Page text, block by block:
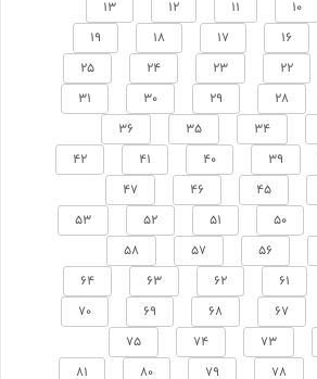
10
11
12
13
16
17
18
19
22
23
24
25
28
29
30
31
34
35
36
39
40
41
42
45
46
47
50
51
52
53
56
57
58
61
62
63
64
67
68
69
70
73
74
75
78
79
80
81